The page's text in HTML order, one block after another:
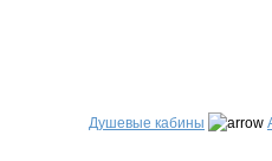
Душевые кабины